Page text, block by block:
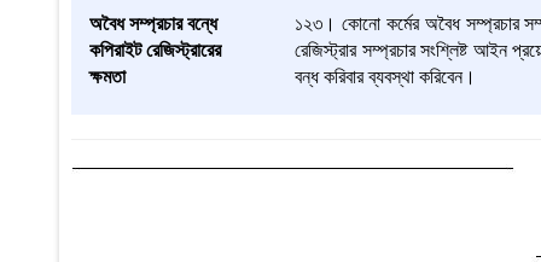
অবৈধ সম্প্রচার বন্ধে
কপিরাইট রেজিস্ট্রারের
ক্ষমতা
১২৩। কোনো কর্মের অবৈধ সম্প্রচার
রেজিস্ট্রার সম্প্রচার সংশ্লিষ্ট আইন
বন্ধ করিবার ব্যবস্থা করিবেন।